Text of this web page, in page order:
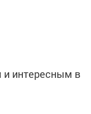
интересным в